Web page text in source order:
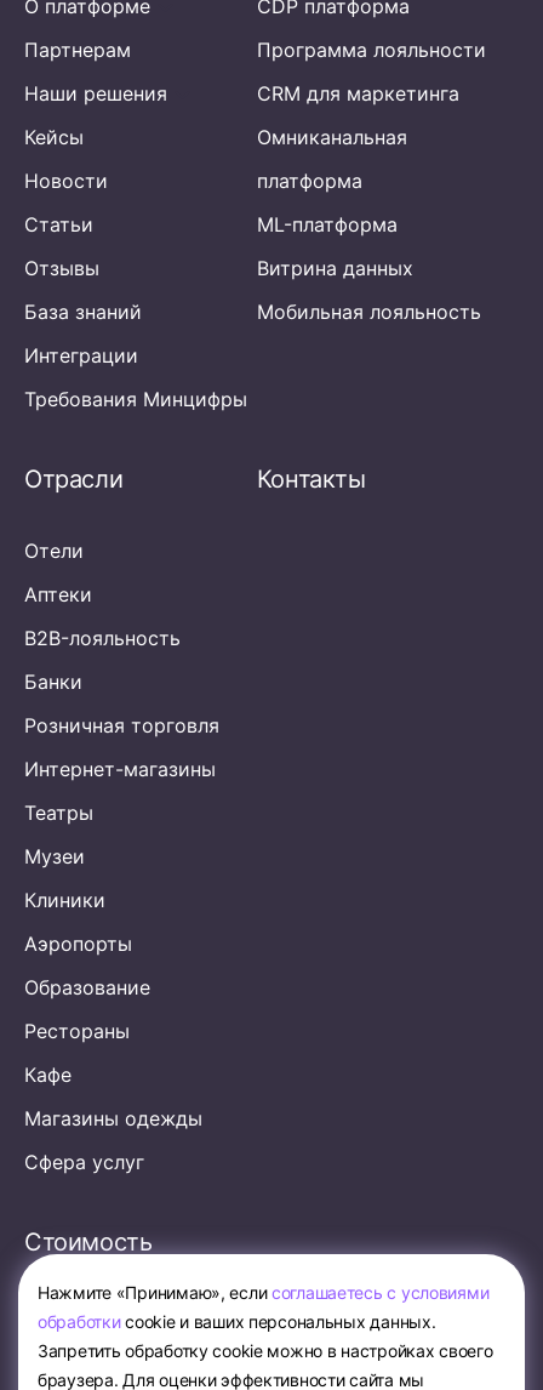
О платформе
Партнерам
Наши решения
Кейсы
Новости
Статьи
Отзывы
База знаний
Интеграции
Требования Минцифры
CDP платформа
Программа лояльности
CRM для маркетинга
Омниканальная
платформа
ML-платформа
Витрина данных
Мобильная лояльность
Отрасли
Отели
Аптеки
B2B-лояльность
Банки
Розничная торговля
Интернет-магазины
Театры
Музеи
Клиники
Аэропорты
Образование
Рестораны
Кафе
Магазины одежды
Сфера услуг
Контакты
Стоимость
Нажмите «Принимаю», еслисоглашаетесь с условиями
обработкиcookie и ваших персональных данных.
Запретить обработку cookie можно в настройках своего
браузера. Для оценки эффективности сайта мы